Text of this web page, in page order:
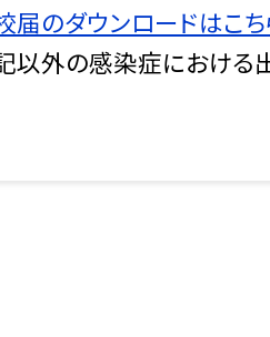
届のダウンロードはこ
以外の感染症における